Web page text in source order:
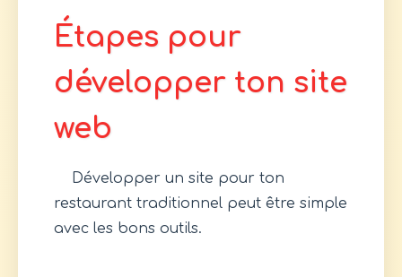
Étapes pour
développer ton site
web
Développer un site pour ton
restaurant traditionnel peut être simple
avec les bons outils.